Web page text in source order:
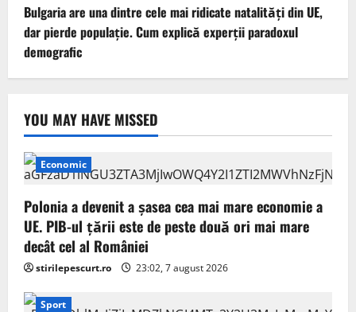
Bulgaria are una dintre cele mai ridicate natalități din UE,
dar pierde populație. Cum explică experții paradoxul
demografic
YOU MAY HAVE MISSED
Economic
Polonia a devenit a șasea cea mai mare economie a
UE. PIB-ul țării este de peste două ori mai mare
decât cel al României
stirilepescurt.ro 23:02, 7 august 2026
Sport